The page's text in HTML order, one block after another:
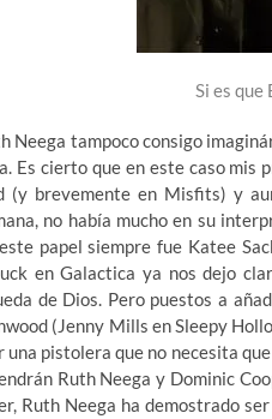
Si es
Neega tampoco consigo
Es cierto que en este caso mis
(y brevemente en Misfits) y
no había mucho en su
papel siempre fue Katee
en Galactica ya nos dejo
de Dios. Pero puestos a
(Jenny Mills en Sleepy
una pistolera que no necesita
Ruth Neega y Dominic
Ruth Neega ha demostrado